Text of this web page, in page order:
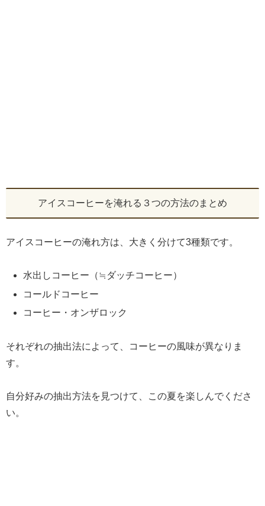
アイスコーヒーを淹れる３つの方法のまとめ
アイスコーヒーの淹れ方は、大きく分けて3種類です。
水出しコーヒー（≒ダッチコーヒー）
コールドコーヒー
コーヒー・オンザロック
それぞれの抽出法によって、コーヒーの風味が異なりま
す。
自分好みの抽出方法を見つけて、この夏を楽しんでくださ
い。